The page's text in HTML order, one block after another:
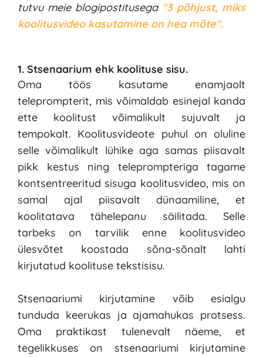
tutvu meie blogipostitusega "3 põhjust, miks
koolitusvideo kasutamine on hea mõte".
1. Stsenaarium ehk koolituse sisu.
Oma töös kasutame enamjaolt
teleprompterit, mis võimaldab esinejal kanda
ette koolitust võimalikult sujuvalt ja
tempokalt. Koolitusvideote puhul on oluline
selle võimalikult lühike aga samas piisavalt
pikk kestus ning teleprompteriga tagame
kontsentreeritud sisuga koolitusvideo, mis on
samal ajal piisavalt dünaamiline, et
koolitatava tähelepanu säilitada. Selle
tarbeks on tarvilik enne koolitusvideo
ülesvõtet koostada sõna-sõnalt lahti
kirjutatud koolituse tekstisisu.
Stsenaariumi kirjutamine võib esialgu
tunduda keerukas ja ajamahukas protsess.
Oma praktikast tulenevalt näeme, et
tegelikkuses on stsenaariumi kirjutamine